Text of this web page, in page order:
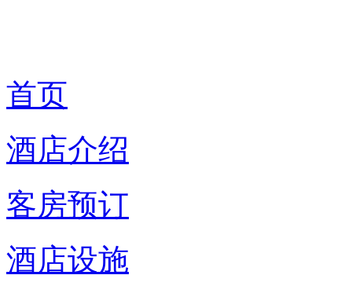
首页
酒店介绍
客房预订
酒店设施